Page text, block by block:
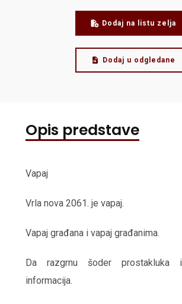
Dodaj na listu zelja
Dodaj u odgledane
Opis predstave
Vapaj
Vrla nova 2061. je vapaj.
Vapaj građana i vapaj građanima.
Da razgrnu šoder prostakluka i
informacija.